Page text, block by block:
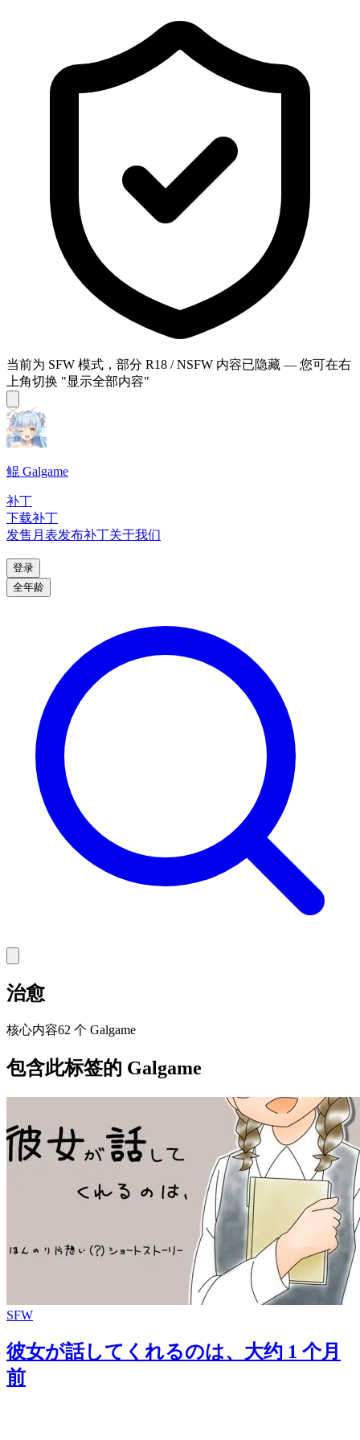
当前为 SFW 模式，部分 R18 / NSFW 内容已隐藏 — 您可在右
上角切换 "显示全部内容"
鲲 Galgame
补丁
下载补丁
发售月表发布补丁关于我们
登录
全年龄
治愈
核心内容62 个 Galgame
包含此标签的 Galgame
SFW
彼女が話してくれるのは、 大约 1 个月
前